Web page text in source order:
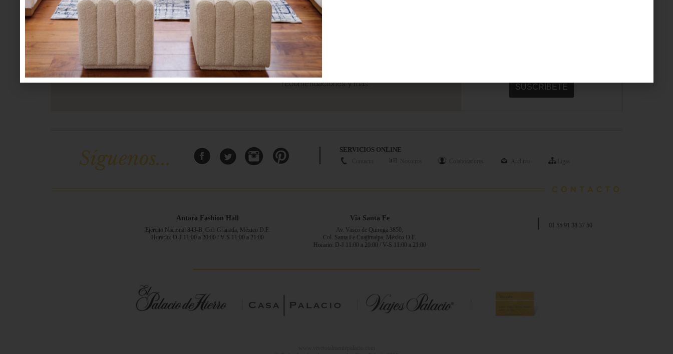
¿BUSCAS MÁS
INSPIRACIÓN?
Suscríbete y recibe tips, promociones, ideas, tendencias,
recomendaciones y más.
Síguenos... SERVICIOS ONLINE
Antara Fashion Hall
Ejército Nacional 843-B, Col. Granada, México D.F.
Horario: D-J 11:00 a 20:00 / V-S 11:00 a 21:00
Vía Santa Fe
Av. Vasco de Quiroga 3850,
Col. Santa Fe Cuajimalpa, México D.F.
Horario: D-J 11:00 a 20:00 / V-S 11:00 a 21:00
01 55 91 38 37 50